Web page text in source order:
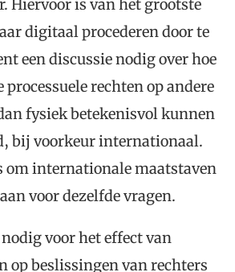
Hiervoor is van het grootste
digitaal procederen door te
een discussie nodig over hoe
rechten op andere
fysiek betekenisvol kunnen
bij voorkeur internationaal.
om internationale maatstaven
voor dezelfde vragen.
voor het effect van
op beslissingen van rechters